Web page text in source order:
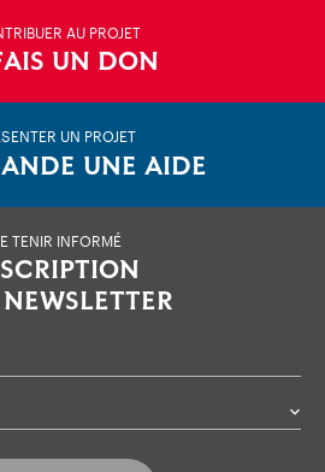
AU PROJET
UN DON
UN PROJET
UNE AIDE
TENIR INFORMÉ